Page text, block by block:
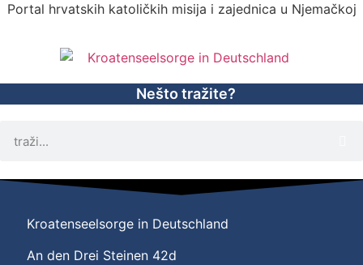
Portal hrvatskih katoličkih misija i zajednica u Njemačkoj
Nešto tražite?
Kroatenseelsorge in Deutschland
An den Drei Steinen 42d